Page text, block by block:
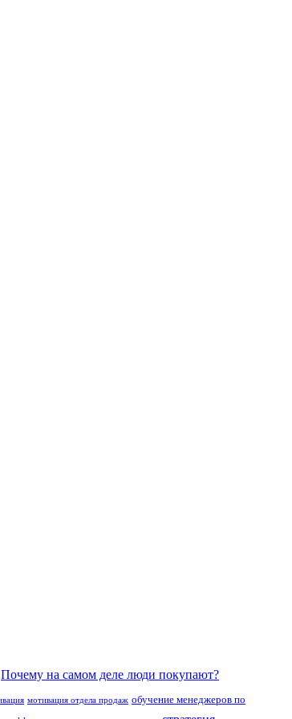
Почему на самом деле люди покупают?
мотивация отдела продаж обучение менеджеров по